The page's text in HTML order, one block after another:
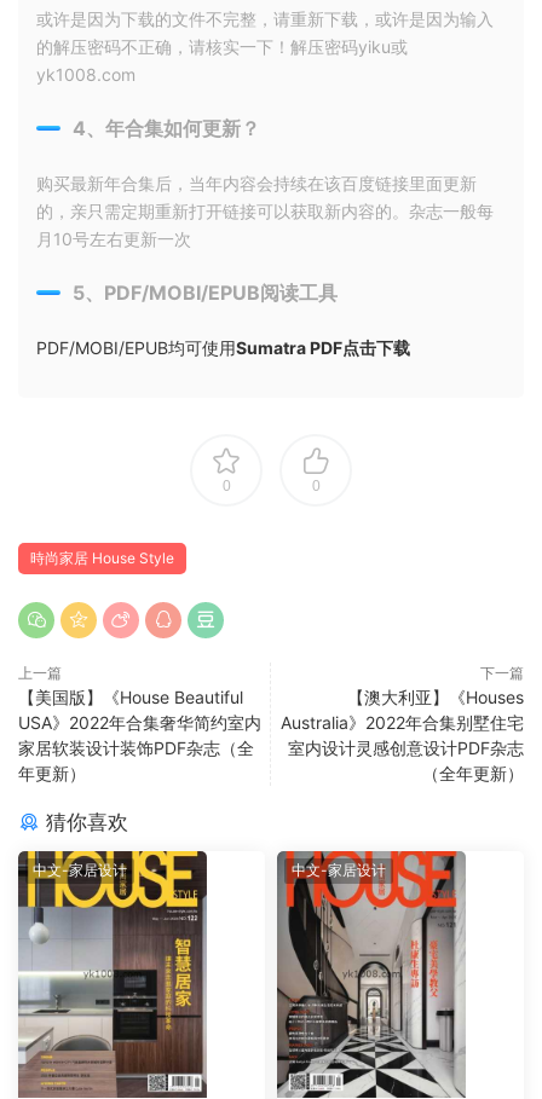
或许是因为下载的文件不完整，请重新下载，或许是因为输入
的解压密码不正确，请核实一下！解压密码yiku或
yk1008.com
4、年合集如何更新？
购买最新年合集后，当年内容会持续在该百度链接里面更新
的，亲只需定期重新打开链接可以获取新内容的。杂志一般每
月10号左右更新一次
5、PDF/MOBI/EPUB阅读工具
PDF/MOBI/EPUB均可使用Sumatra PDF点击下载
0 0
時尚家居 House Style
上一篇
【美国版】《House Beautiful
USA》2022年合集奢华简约室内
家居软装设计装饰PDF杂志（全
年更新）
下一篇
【澳大利亚】《Houses
Australia》2022年合集别墅住宅
室内设计灵感创意设计PDF杂志
（全年更新）
猜你喜欢
中文-家居设计 中文-家居设计